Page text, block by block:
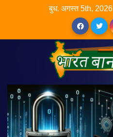
बुध. अगस्त 5th, 2026